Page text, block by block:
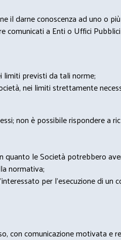
il darne conoscenza ad uno o
comunicati a Enti o Uffici
limiti previsti da tali norme;
nei limiti strettamente
non è possibile rispondere a
quanto le Società potrebbero
normativa;
per l’esecuzione di
con comunicazione motivata e